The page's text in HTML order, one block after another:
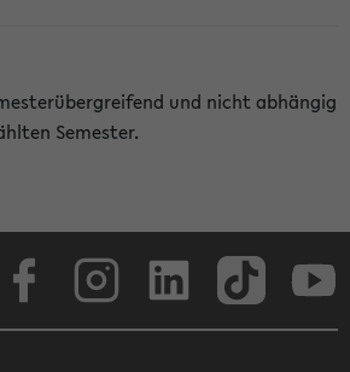
und nicht abhängig
Semester.